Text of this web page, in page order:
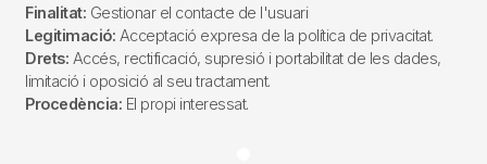
Finalitat: Gestionar el contacte de l'usuari
Legitimació: Acceptació expresa de la política de privacitat.
Drets: Accés, rectificació, supresió i portabilitat de les dades,
limitació i oposició al seu tractament.
Procedència: El propi interessat.